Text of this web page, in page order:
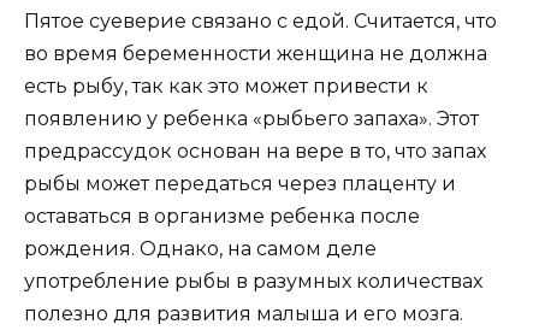
Пятое суеверие связано с едой. Считается, что
во время беременности женщина не должна
есть рыбу, так как это может привести к
появлению у ребенка «рыбьего запаха». Этот
предрассудок основан на вере в то, что запах
рыбы может передаться через плаценту и
оставаться в организме ребенка после
рождения. Однако, на самом деле
употребление рыбы в разумных количествах
полезно для развития малыша и его мозга.